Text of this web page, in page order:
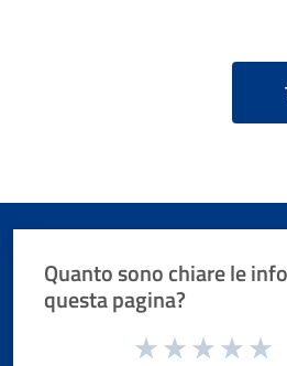
Quanto sono chiare le
questa pagina?
Valuta da 1 a 5 stelle la pagina